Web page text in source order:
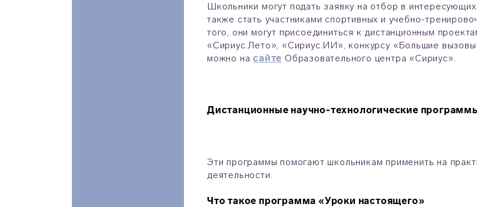
Школьники могут подать заявку на отбор в
также стать участниками спортивных и учебно-
того, они могут присоединиться к дистанционным
«Сириус.Лето», «Сириус.ИИ», конкурсу «Большие
можно насайте Образовательного центра «Сириус».
Дистанционные научно-технологические
Эти программы помогают школьникам применить на
деятельности.
Что такое программа «Уроки настоящего»